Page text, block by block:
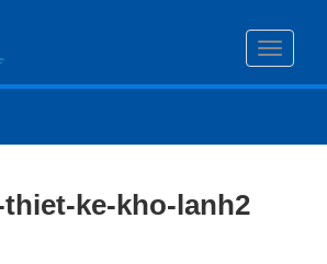
Toggle
ke-kho-lanh2